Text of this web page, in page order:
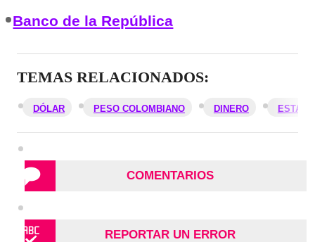
Banco de la República
TEMAS RELACIONADOS:
DÓLAR PESO COLOMBIANO DINERO
COMENTARIOS
REPORTAR UN ERROR